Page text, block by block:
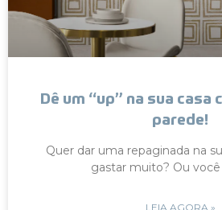
Dê um “up” na sua casa
parede!
Quer dar uma repaginada na
gastar muito? Ou
LEIA AGORA »